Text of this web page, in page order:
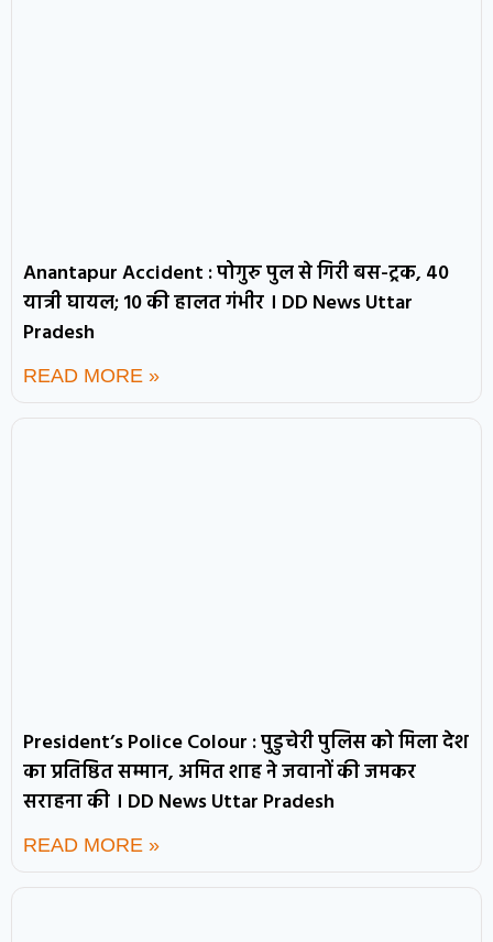
Anantapur Accident : पोगुरु पुल से गिरी बस-ट्रक, 40
यात्री घायल; 10 की हालत गंभीर । DD News Uttar
Pradesh
READ MORE »
President’s Police Colour : पुडुचेरी पुलिस को मिला देश
का प्रतिष्ठित सम्मान, अमित शाह ने जवानों की जमकर
सराहना की । DD News Uttar Pradesh
READ MORE »